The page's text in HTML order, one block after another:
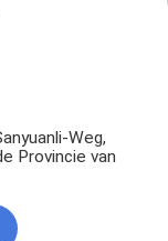
Weg,
Provincie van